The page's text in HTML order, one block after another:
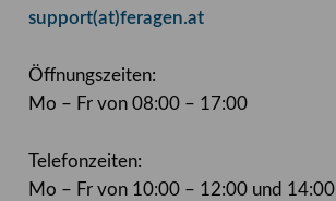
support(at)feragen.at
Öffnungszeiten:
Mo – Fr von 08:00 – 17:00
Telefonzeiten:
Mo – Fr von 10:00 – 12:00 und